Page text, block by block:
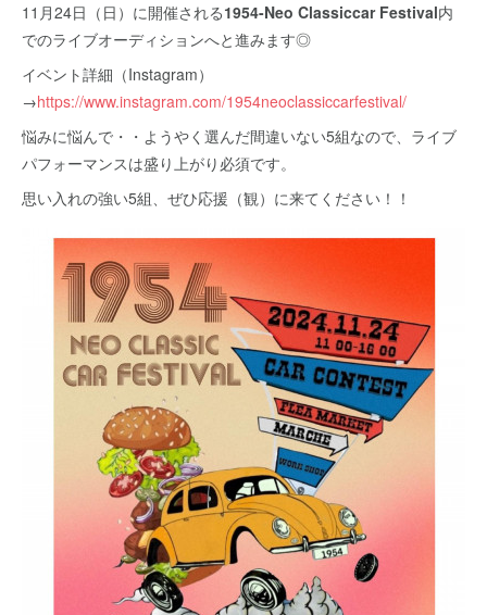
11月24日（日）に開催される1954-Neo Classiccar Festival内
でのライブオーディションへと進みます◎
イベント詳細（Instagram）
→https://www.instagram.com/1954neoclassiccarfestival/
悩みに悩んで・・ようやく選んだ間違いない5組なので、ライブ
パフォーマンスは盛り上がり必須です。
思い入れの強い5組、ぜひ応援（観）に来てください！！